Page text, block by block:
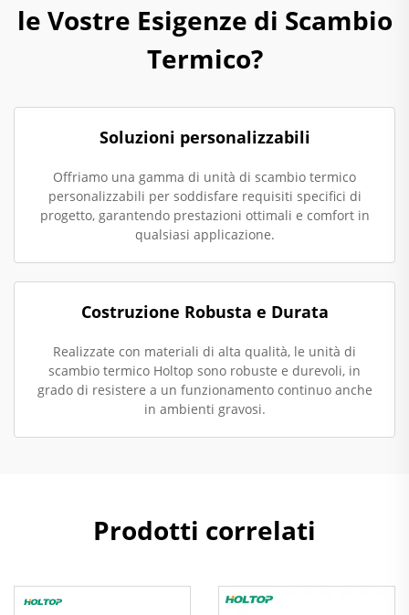
le Vostre Esigenze di Scambio
Termico?
Soluzioni personalizzabili
Offriamo una gamma di unità di scambio termico
personalizzabili per soddisfare requisiti specifici di
progetto, garantendo prestazioni ottimali e comfort in
qualsiasi applicazione.
Costruzione Robusta e Durata
Realizzate con materiali di alta qualità, le unità di
scambio termico Holtop sono robuste e durevoli, in
grado di resistere a un funzionamento continuo anche
in ambienti gravosi.
Prodotti correlati